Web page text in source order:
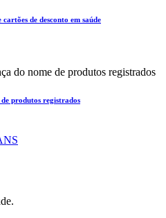
de desconto em saúde
produtos registrados